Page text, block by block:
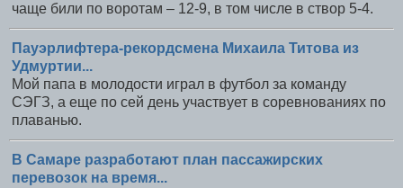
чаще били по воротам – 12-9, в том числе в створ 5-4.
Пауэрлифтера-рекордсмена Михаила Титова из
Удмуртии...
Мой папа в молодости играл в футбол за команду
СЭГЗ, а еще по сей день участвует в соревнованиях по
плаванью.
В Самаре разработают план пассажирских
перевозок на время...